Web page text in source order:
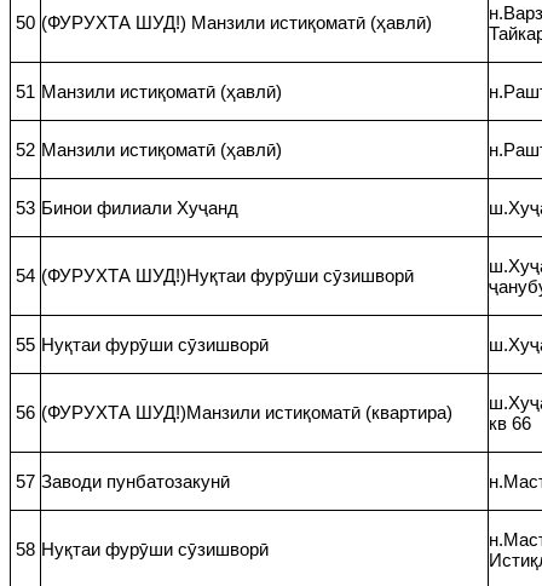
50 (ФУРУХТА ШУД!) Манзили истиқоматӣ (ҳавлӣ)
51 Манзили истиқоматӣ (ҳавлӣ)
52 Манзили истиқоматӣ (ҳавлӣ)
53 Бинои филиали Хуҷанд
54 (ФУРУХТА ШУД!)Нуқтаи фурӯши сӯзишворӣ
55 Нуқтаи фурӯши сӯзишворӣ
56 (ФУРУХТА ШУД!)Манзили истиқоматӣ (квартира)
кв 66
57 Заводи пунбатозакунӣ
58 Нуқтаи фурӯши сӯзишворӣ